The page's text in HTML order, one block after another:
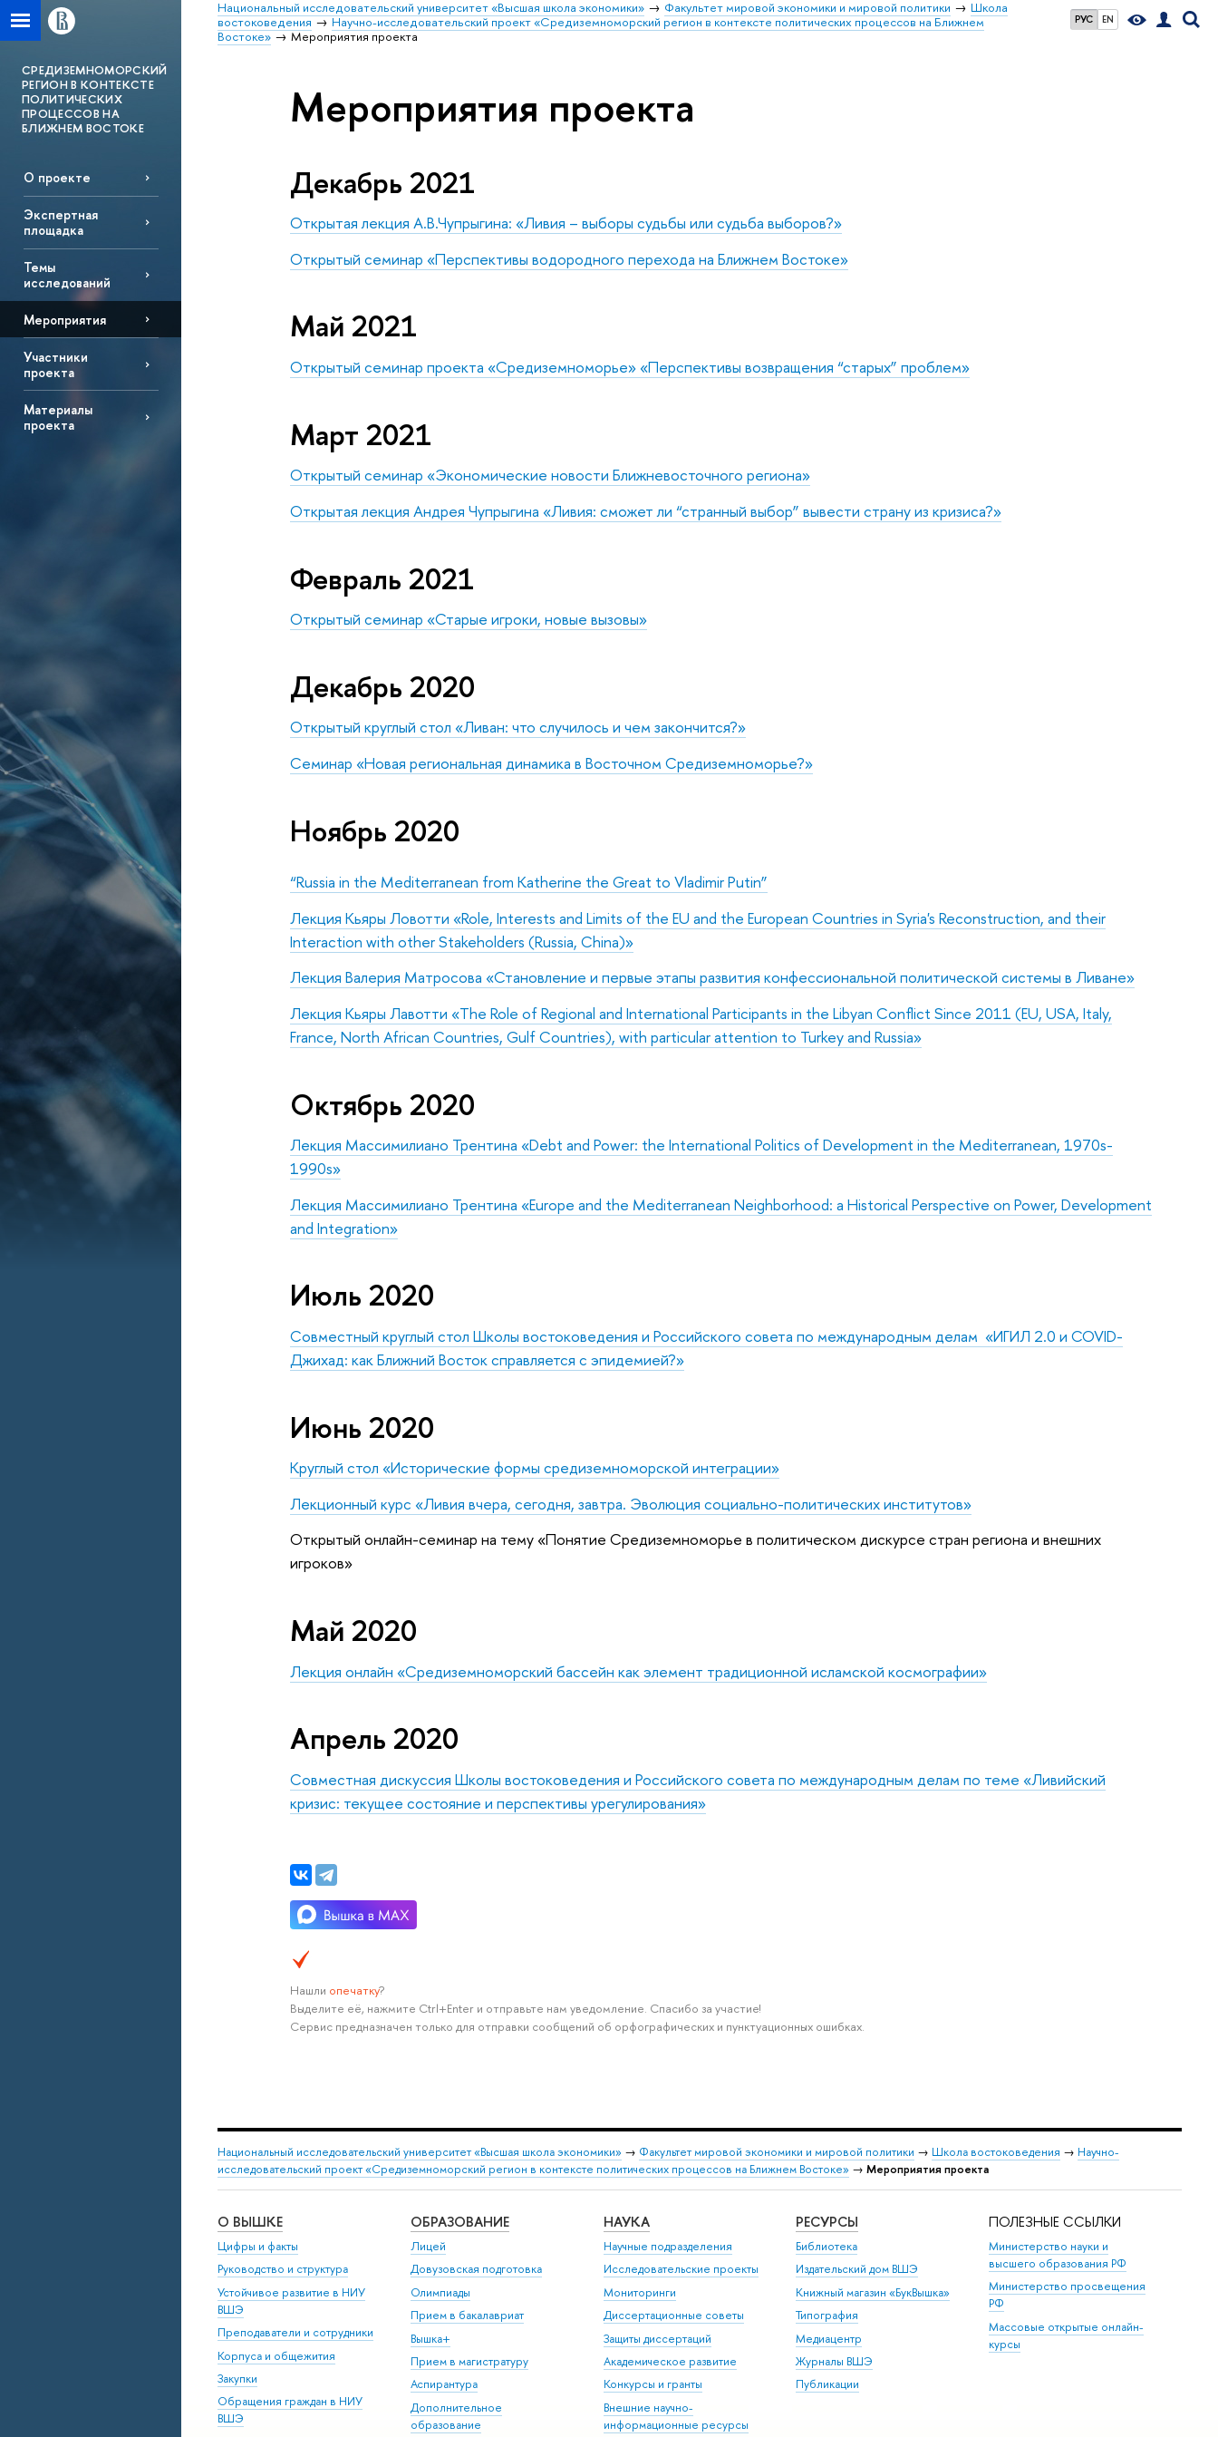
РУС EN
Национальный исследовательский университет «Высшая школа экономики» Факультет мировой экономики и мировой политики
Школа
востоковедения
Научно-исследовательский проект «Средиземноморский регион в контексте политических процессов на Ближнем
Востоке»
Мероприятия проекта
СРЕДИЗЕМНОМОРСКИЙ
РЕГИОН В КОНТЕКСТЕ
ПОЛИТИЧЕСКИХ
ПРОЦЕССОВ НА
БЛИЖНЕМ ВОСТОКЕ
О проекте
Экспертная
площадка
Темы
исследований
Мероприятия
Участники
проекта
Материалы
проекта
Мероприятия проекта
Декабрь 2021
Открытая лекция А.В.Чупрыгина: «Ливия – выборы судьбы или судьба выборов?»
Открытый семинар «Перспективы водородного перехода на Ближнем Востоке»
Май 2021
Открытый семинар проекта «Средиземноморье» «Перспективы возвращения “старых” проблем»
Март 2021
Открытый семинар «Экономические новости Ближневосточного региона»
Открытая лекция Андрея Чупрыгина «Ливия: сможет ли “странный выбор” вывести страну из кризиса?»
Февраль 2021
Открытый семинар «Старые игроки, новые вызовы»
Декабрь 2020
Открытый круглый стол «Ливан: что случилось и чем закончится?»
Семинар «Новая региональная динамика в Восточном Средиземноморье?»
Ноябрь 2020
“Russia in the Mediterranean from Katherine the Great to Vladimir Putin”
Лекция Кьяры Ловотти «Role, Interests and Limits of the EU and the European Countries in Syria's Reconstruction, and their
Interaction with other Stakeholders (Russia, China)»
Лекция Валерия Матросова «Становление и первые этапы развития конфессиональной политической системы в Ливане»
Лекция Кьяры Лавотти «The Role of Regional and International Participants in the Libyan Conflict Since 2011 (EU, USA, Italy,
France, North African Countries, Gulf Countries), with particular attention to Turkey and Russia»
Октябрь 2020
Лекция Массимилиано Трентина «Debt and Power: the International Politics of Development in the Mediterranean, 1970s-
1990s»
Лекция Массимилиано Трентина «Europe and the Mediterranean Neighborhood: a Historical Perspective on Power, Development
and Integration»
Июль 2020
Совместный круглый стол Школы востоковедения и Российского совета по международным делам «ИГИЛ 2.0 и COVID-
Джихад: как Ближний Восток справляется с эпидемией?»
Июнь 2020
Круглый стол «Исторические формы средиземноморской интеграции»
Лекционный курс «Ливия вчера, сегодня, завтра. Эволюция социально-политических институтов»
Открытый онлайн-семинар на тему «Понятие Средиземноморье в политическом дискурсе стран региона и внешних
игроков»
Май 2020
Лекция онлайн «Средиземноморский бассейн как элемент традиционной исламской космографии»
Апрель 2020
Совместная дискуссия Школы востоковедения и Российского совета по международным делам по теме «Ливийский
кризис: текущее состояние и перспективы урегулирования»
Нашли опечатку?
Выделите её, нажмите Ctrl+Enter и отправьте нам уведомление. Спасибо за участие!
Сервис предназначен только для отправки сообщений об орфографических и пунктуационных ошибках.
Национальный исследовательский университет «Высшая школа экономики» → Факультет мировой экономики и мировой политики → Школа востоковедения → Научно-
исследовательский проект «Средиземноморский регион в контексте политических процессов на Ближнем Востоке» → Мероприятия проекта
О ВЫШКЕ
Цифры и факты
Руководство и структура
Устойчивое развитие в НИУ
ВШЭ
Преподаватели и сотрудники
Корпуса и общежития
Закупки
Обращения граждан в НИУ
ВШЭ
ОБРАЗОВАНИЕ
Лицей
Довузовская подготовка
Олимпиады
Прием в бакалавриат
Вышка+
Прием в магистратуру
Аспирантура
Дополнительное
образование
НАУКА
Научные подразделения
Исследовательские проекты
Мониторинги
Диссертационные советы
Защиты диссертаций
Академическое развитие
Конкурсы и гранты
Внешние научно-
информационные ресурсы
РЕСУРСЫ
Библиотека
Издательский дом ВШЭ
Книжный магазин «БукВышка»
Типография
Медиацентр
Журналы ВШЭ
Публикации
ПОЛЕЗНЫЕ ССЫЛКИ
Министерство науки и
высшего образования РФ
Министерство просвещения
РФ
Массовые открытые онлайн-
курсы